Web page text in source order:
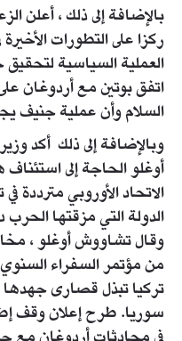
بالإضافة إلى ذلك ، أعلن
ركزا على التطورات
العملية السياسية لتحقيق
اتفق بوتين مع أردوغان
السلام وأن عملية جنيف
وبالإضافة إلى ذلك أكد
أوغلو الحاجة إلى استئناف
الاتحاد الأوروبي مترددة
الدولة التي مزقتها
وقال تشاووش أوغلو ،
من مؤتمر السفراء السنوي
تركيا تبذل قصارى جهدها
سوريا. طرح إعلان وقف